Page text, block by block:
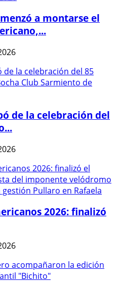
a montarse el
de la celebración del
2026: finalizó